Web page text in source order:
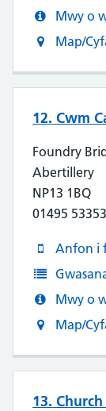
Mwy o
Map/
12. Cwm
Foundry
Abertillery
NP13 1BQ
01495
Anfon i
Mwy o
Map/
13.